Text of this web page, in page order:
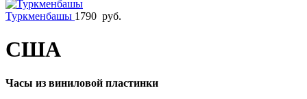
Туркменбашы 1790 руб.
США
Часы из виниловой пластинки